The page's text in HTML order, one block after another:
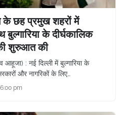
के छह प्रमुख शहरों में
के दीर्घकालिक
शुरुआत की
: नई दिल्ली में बुल्गारिया के
और नागरिकों के लिए…
pm